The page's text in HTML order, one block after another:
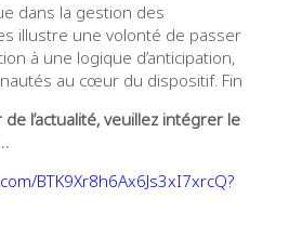
dans la gestion des
illustre une volonté de passer
à une logique d’anticipation,
au cœur du dispositif. Fin
l’actualité, veuillez intégrer le
BTK9Xr8h6Ax6Js3xI7xrcQ?